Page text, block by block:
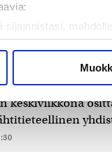
sijainnistasi,
sen ominaispiirteitä
ja miten voit
ja mainosten
jaamme
sivustoamme.
8.8.2026 11:31
osittainen
keskiviikkona